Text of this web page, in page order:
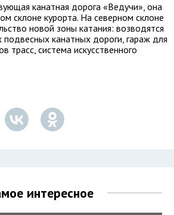
канатная дорога «Ведучи», она
склоне курорта. На северном склоне
новой зоны катания: возводятся
подвесных канатных дороги, гараж для
трасс, система искусственного
интересное